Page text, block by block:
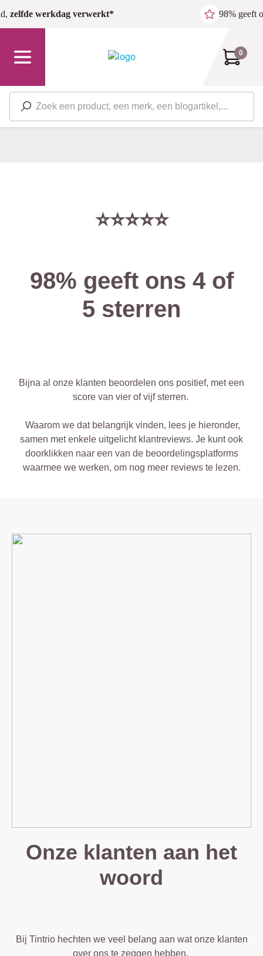
Ga naar de hoofdinhoud
zelfde werkdag verwerkt* 98% geeft
0
⭐⭐⭐⭐⭐
98% geeft ons 4 of
5 sterren
Bijna al onze klanten beoordelen ons positief, met een
score van vier of vijf sterren.
Waarom we dat belangrijk vinden, lees je hieronder,
samen met enkele uitgelicht klantreviews. Je kunt ook
doorklikken naar een van de beoordelingsplatforms
waarmee we werken, om nog meer reviews te lezen.
Onze klanten aan het
woord
Bij Tintrio hechten we veel belang aan wat onze klanten
over ons te zeggen hebben.